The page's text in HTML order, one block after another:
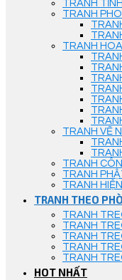
TRANH
TRANH
TRANH HOA
TRANH VẼ
TRANH
TRANH
TRANH
TRANH THEO
TRANH
TRANH
TRANH
TRANH
TRANH
HOT NHẤT